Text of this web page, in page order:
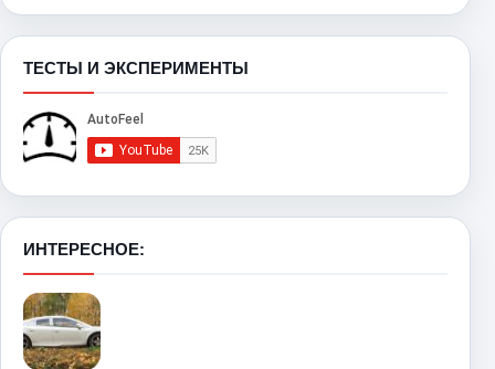
ТЕСТЫ И ЭКСПЕРИМЕНТЫ
ИНТЕРЕСНОЕ: